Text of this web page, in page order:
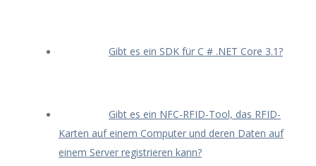
Gibt es ein SDK für C # .NET Core 3.1?
Gibt es ein NFC-RFID-Tool, das RFID-
Karten auf einem Computer und deren Daten auf
einem Server registrieren kann?